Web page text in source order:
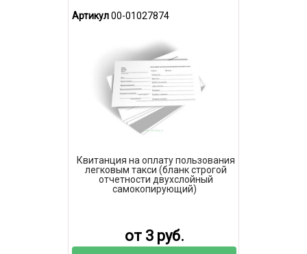
Артикул00-01027874
Квитанция на оплату пользования
легковым такси (бланк строгой
отчетности двухслойный
самокопирующий)
от 3 руб.